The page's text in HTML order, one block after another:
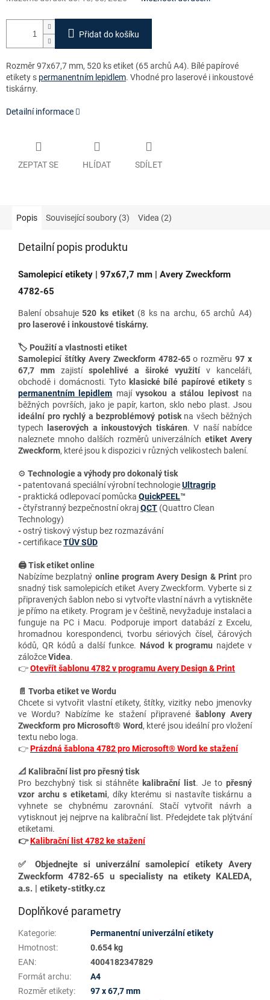
Přidat do košíku
Rozměr 97x67,7 mm, 520 ks etiket (65 archů A4). Bílé papírové
etikety s permanentním lepidlem. Vhodné pro laserové i inkoustové
tiskárny.
Detailní informace
ZEPTAT SE HLÍDAT SDÍLET
Popis Související soubory (3) Videa (2)
Detailní popis produktu
Samolepicí etikety | 97x67,7 mm | Avery Zweckform
4782-65
Balení obsahuje520 ks etiket(8 ks na archu, 65 archů A4)
pro laserové i inkoustové tiskárny.
🏷️ Použití a vlastnosti etiket
Samolepicí štítky Avery Zweckform 4782-65o rozměru97 x
67,7 mm zajistí spolehlivé a široké využití v kanceláři,
obchodě i domácnosti. Tyto klasické bílé papírové etiketys
permanentním lepidlem majívysokou a stálou lepivostna
běžných površích, jako je papír, karton, sklo nebo plast. Jsou
ideální pro rychlý a bezproblémový potiskna všech běžných
typech
laserových a inkoustových tiskáren. V naší nabídce
naleznete mnoho dalších rozměrů univerzálních etiket Avery
Zweckform, které jsou k dispozici v různých velikostech balení.
⚙️ Technologie a výhodypro dokonalý tisk
- patentovaná speciální výrobní technologieUltragrip
- praktická odlepovací pomůcka QuickPEEL™
-čtyřstranný bezpečnostní okrajQCT (Quattro Clean
Technology)
-ostrý tiskový výstup bez rozmazávání
-certifikaceTÜV SÜD
🖨️ Tisk etiket online
Nabízíme bezplatný online program Avery Design & Print pro
snadný tisk samolepicích etiket Avery Zweckform. Vyberte si z
připravených šablon nebo si vytvořte vlastní návrh a vytiskněte
je přímo na etikety. Program je v češtině, nevyžaduje instalaci a
funguje na PC i Macu. Podporuje import databází z Excelu,
hromadnou korespondenci, tvorbu sériových čísel, čárových
kódů, QR kódů a další funkce. Návod k programu najdete v
záložceVidea.
👉Otevřít šablonu 4782 v programu Avery Design & Print
📄 Tvorba etiket ve Wordu
Chcete si vytvořit vlastní etikety, štítky, vizitky nebo jmenovky
ve Wordu? Nabízíme ke stažení připravené šablony Avery
Zweckform pro Microsoft® Word, které jsou ideální pro vložení
textu nebo loga.
👉Prázdná šablona 4782 pro Microsoft® Word ke stažení
📐 Kalibrační list pro přesný tisk
Pro bezchybný tisk si stáhněte kalibrační list. Je to přesný
vzor archu s etiketami, díky kterému si nastavíte tiskárnu a
vyhnete se chybnému zarovnání. Stačí vytvořit návrh a
vytisknout jej nejprve na kalibrační list. Předejdete tak plýtvání
etiketami.
👉Kalibrační list 4782 ke stažení
✅ Objednejte si univerzální samolepicí etikety Avery
Zweckform 4782-65 u specialisty na etikety KALEDA,
a.s. | etikety-stitky.cz
Doplňkové parametry
Kategorie:
Permanentní univerzální etikety
Hmotnost:
0.654 kg
EAN:
4004182347829
Formát archu:
A4
Rozměr etikety:
97 x 67,7 mm